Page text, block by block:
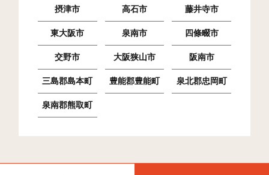
恵我之荘(2) 25 189
恵我之荘(3) 19 56
恵我之荘(4) 20 133
恵我之荘(5) 30 180 167
恵我之荘(6)
南恵我之荘(1) 23 145 74
摂津市 高石市 藤井寺市
東大阪市 泉南市 四條畷市
交野市 大阪狭山市 阪南市
三島郡島本町 豊能郡豊能町 泉北郡忠岡町
泉南郡熊取町